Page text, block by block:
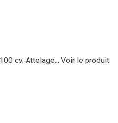
cv. Attelage... Voir le produit